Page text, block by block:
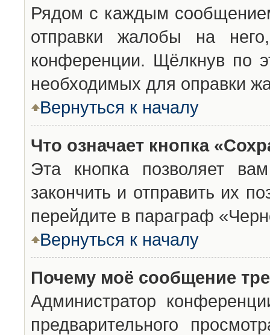
Рядом с каждым
отправки жалобы на
конференции. Щёлкнув по
необходимых для оправки
Вернуться к началу
Что означает кнопка
Эта кнопка позволяет
закончить и отправить их
перейдите в параграф
Вернуться к началу
Почему моё сообщение
Администратор
предварительного